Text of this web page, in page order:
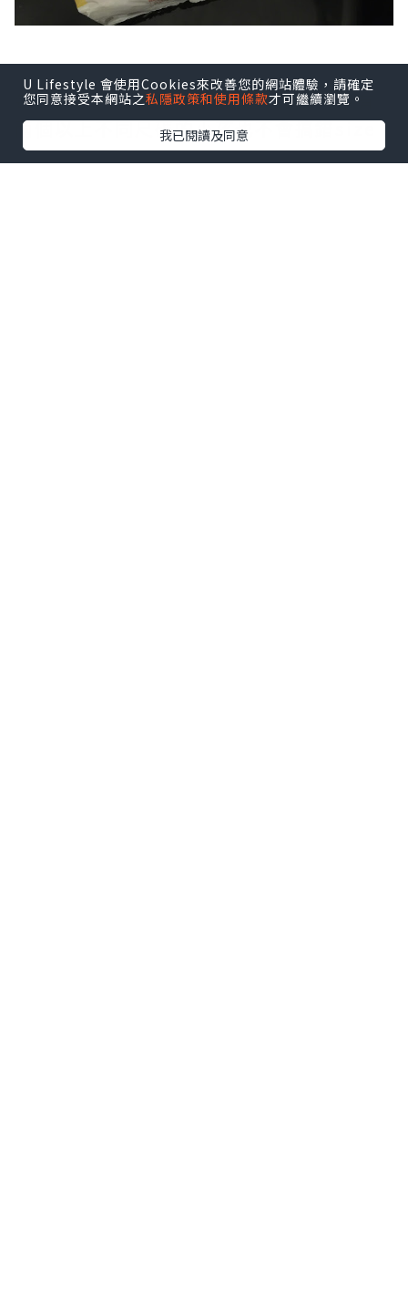
每片紙尿片上都會印上size，如果家中有
兩個以上不同尺碼的小孩也不會搞錯size
U Lifestyle 會使用Cookies來改善您的網站體驗，請確定
您同意接受本網站之私隱政策和使用條款才可繼續瀏覽。
我已閱讀及同意